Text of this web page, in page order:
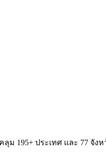
ลุม 195+ ประเทศ และ 77 จัง